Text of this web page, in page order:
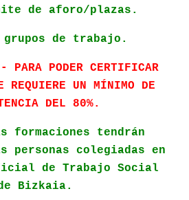
de aforo/plazas.
de trabajo.
PARA PODER CERTIFICAR
REQUIERE UN MÍNIMO DE
DEL 80%.
formaciones tendrán
personas colegiadas en
de Trabajo Social
Bizkaia.